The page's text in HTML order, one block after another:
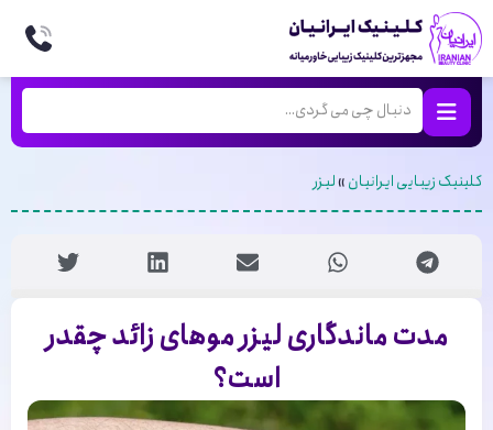
کلینیک زیبایی ایرانیان»لیزر
مدت ماندگاری لیزر موهای زائد چقدر
است؟